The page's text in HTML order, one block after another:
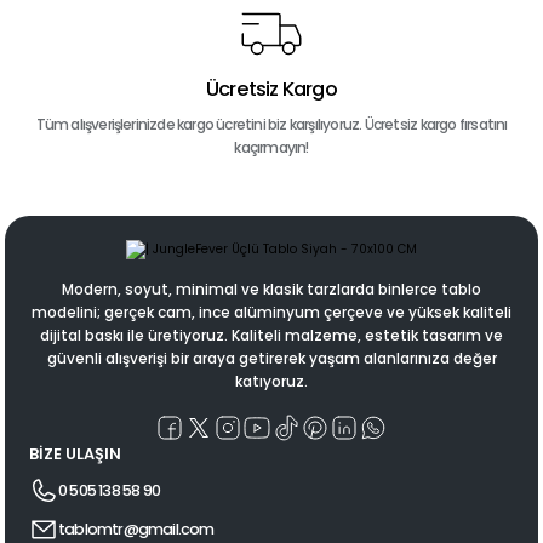
Ücretsiz Kargo
Tüm alışverişlerinizde kargo ücretini biz karşılıyoruz. Ücretsiz kargo fırsatını
kaçırmayın!
Modern, soyut, minimal ve klasik tarzlarda binlerce tablo
modelini; gerçek cam, ince alüminyum çerçeve ve yüksek kaliteli
dijital baskı ile üretiyoruz. Kaliteli malzeme, estetik tasarım ve
güvenli alışverişi bir araya getirerek yaşam alanlarınıza değer
katıyoruz.
BİZE ULAŞIN
0 505 138 58 90
tablomtr@gmail.com